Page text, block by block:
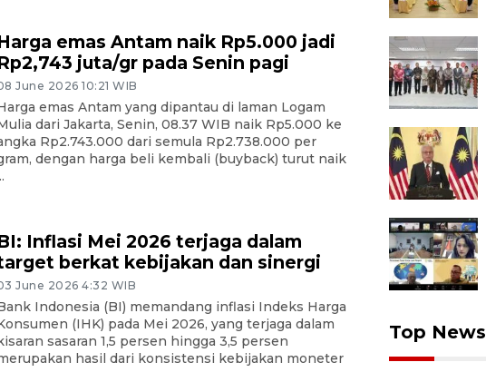
emas Antam naik Rp5.000 jadi
juta/gr pada Senin pagi
June 2026 10:21 WIB
emas Antam yang dipantau di laman Logam
dari Jakarta, Senin, 08.37 WIB naik Rp5.000 ke
Rp2.743.000 dari semula Rp2.738.000 per
dengan harga beli kembali (buyback) turut naik
Inflasi Mei 2026 terjaga dalam
berkat kebijakan dan sinergi
June 2026 4:32 WIB
Indonesia (BI) memandang inflasi Indeks Harga
(IHK) pada Mei 2026, yang terjaga dalam
sasaran 1,5 persen hingga 3,5 persen
hasil dari konsistensi kebijakan moneter
Top News